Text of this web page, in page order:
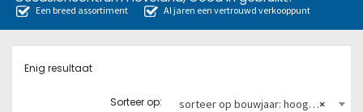
Een breed assortiment Al jaren een vertrouwd verkooppunt
Enig resultaat
Sorteer op: ×
sorteer op bouwjaar: hoog naar laag